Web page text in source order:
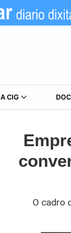
A CIG
O cadro